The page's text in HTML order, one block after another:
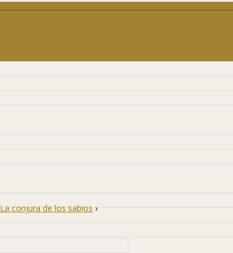
La conjura de los sabios ›